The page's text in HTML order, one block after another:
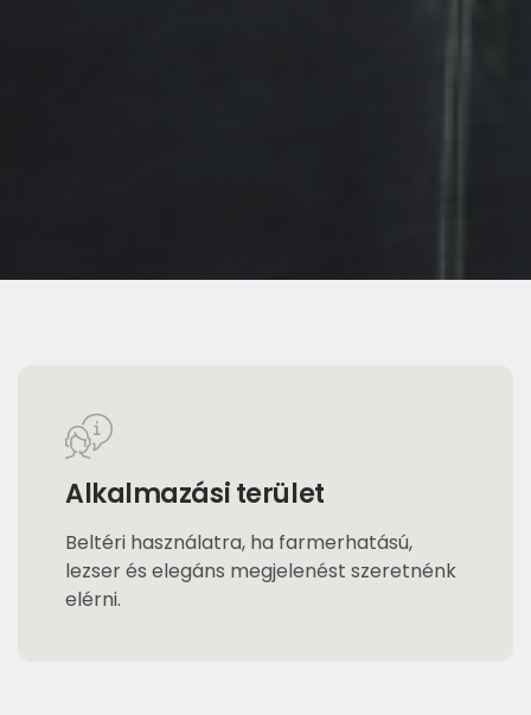
Alkalmazási terület
Beltéri használatra, ha farmerhatású,
lezser és elegáns megjelenést szeretnénk
elérni.